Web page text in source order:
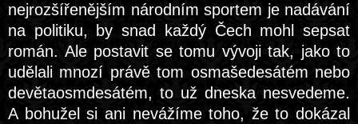
nejrozšířenějším národním sportem je nadávání
na politiku, by snad každý Čech mohl sepsat
román. Ale postavit se tomu vývoji tak, jako to
udělali mnozí právě tom osmašedesátém nebo
devětaosmdesátém, to už dneska nesvedeme.
A bohužel si ani nevážíme toho, že to dokázal